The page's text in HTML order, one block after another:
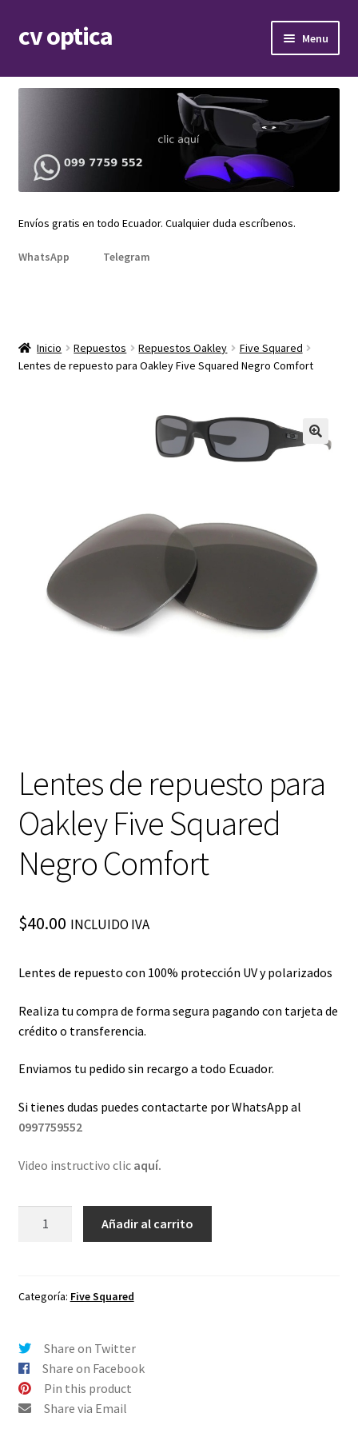
Skip
to
Skip
to
cv optica Menu
Armazones de lentes
child
menu
Expand
Repuestos
menu
Envíos gratis en todo Ecuador. Cualquier duda escríbenos.
WhatsApp Telegram
Inicio Repuestos Repuestos Oakley
Five Squared
Lentes de repuesto para Oakley Five Squared Negro Comfort
Lentes de repuesto para
Oakley Five Squared
Negro Comfort
$40.00 INCLUIDO IVA
Lentes de repuesto con 100% protección UV y polarizados
Realiza tu compra de forma segura pagando con tarjeta de
crédito o transferencia.
Enviamos tu pedido sin recargo a todo Ecuador.
Si tienes dudas puedes contactarte por WhatsApp al
0997759552
Video instructivo clic aquí.
Oakley
Negro
Comfort
cantidad
Añadir al carrito
Categoría: Five Squared
Share on Twitter
Share on Facebook
Pin this product
Share via Email